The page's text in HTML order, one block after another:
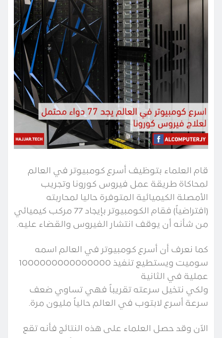
قام العلماء بتوظيف أسرع كومبيوتر في العالم
لمحاكاة طريقة عمل فيروس كورونا وتجريب
الأمصلة الكيميائية المتوفرة حاليا لمحاربته
(افتراضياً) فقام الكومبيوتر بإيجاد 77 مركب كيميائي
من شأنه أن يوقف انتشار الفيروس والقضاء عليه.
كما نعرف أن أسرع كومبيوتر في العالم اسمه
سوميت ويستطيع تنفيذ 1000000000000000
عملية في الثانية
ولكي نتخيل سرعته تقريباً فهي تساوي ضعف
سرعة أسرع لابتوب في العالم حالياً مليون مرة.
الآن وقد حصل العلماء على هذه النتائج فأنه تقع